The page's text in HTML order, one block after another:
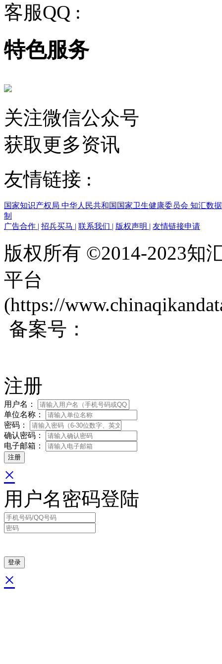
客服QQ :
特色服务
关注微信公众号
获取更多资讯
友情链接 :
国家知识产权局 中华人民共和国国家卫生健康委员会 知汇数
制
广告合作 | 招兵买马 | 联系我们 | 版权声明 | 友情链接申请
版权所有 ©2014-2023知
平台
(https://
备案号：
注册
用户名：
单位名称：
密码：
确认密码：
电子邮箱：
×
用户名密码登陆
×